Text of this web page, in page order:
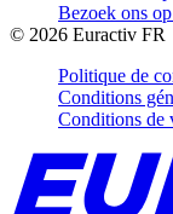
Bezoek ons
© 2026 Euractiv FR
Politique de
Conditions
Conditions de